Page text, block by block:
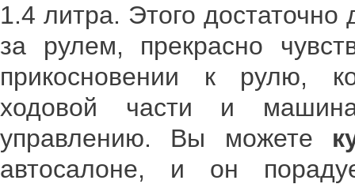
1.4 литра. Этого достаточно
за рулем, прекрасно
прикосновении к рулю,
ходовой части и
управлению. Вы можете
автосалоне, и он